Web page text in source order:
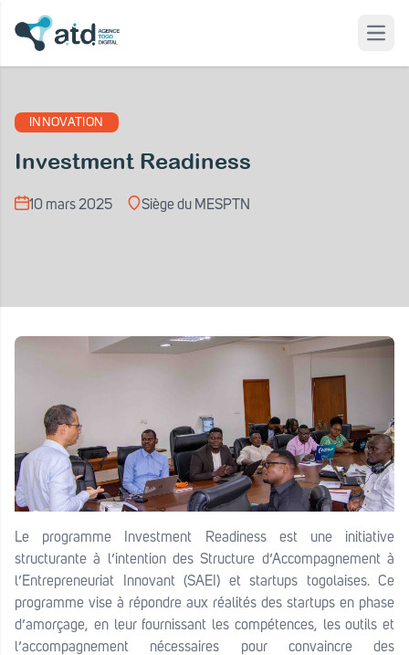
INNOVATION
Investment Readiness
10 mars 2025 Siège du MESPTN
Le programme Investment Readiness est une initiative
structurante à l’intention des Structure d’Accompagnement à
l’Entrepreneuriat Innovant (SAEI) et startups togolaises. Ce
programme vise à répondre aux réalités des startups en phase
d’amorçage, en leur fournissant les compétences, les outils et
l’accompagnement nécessaires pour convaincre des